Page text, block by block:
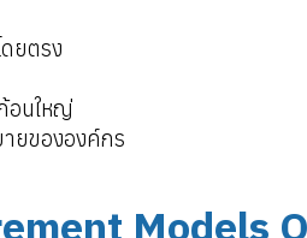
ยตรง
อนใหญ่
ยขององค์กร
Models